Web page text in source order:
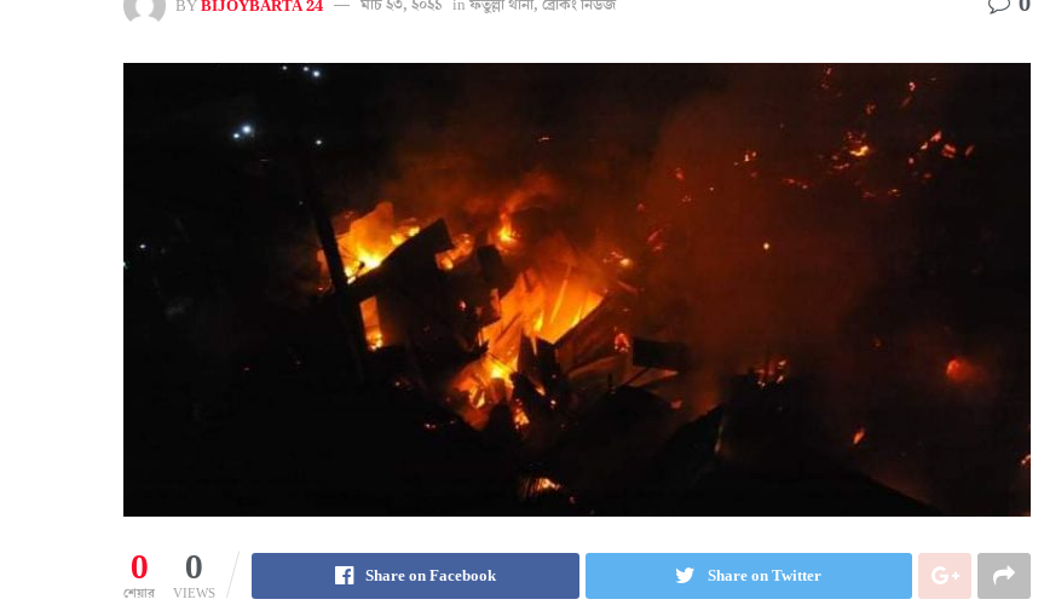
BYBIJOYBARTA 24 মার্চ ২৩, ২০২১ in ফতুল্লা থানা, ব্রেকিং নিউজ
0
শেয়ার
0
VIEWS
Share on Facebook Share on Twitter